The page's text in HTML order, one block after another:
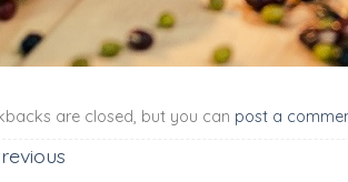
are closed, but you can post a